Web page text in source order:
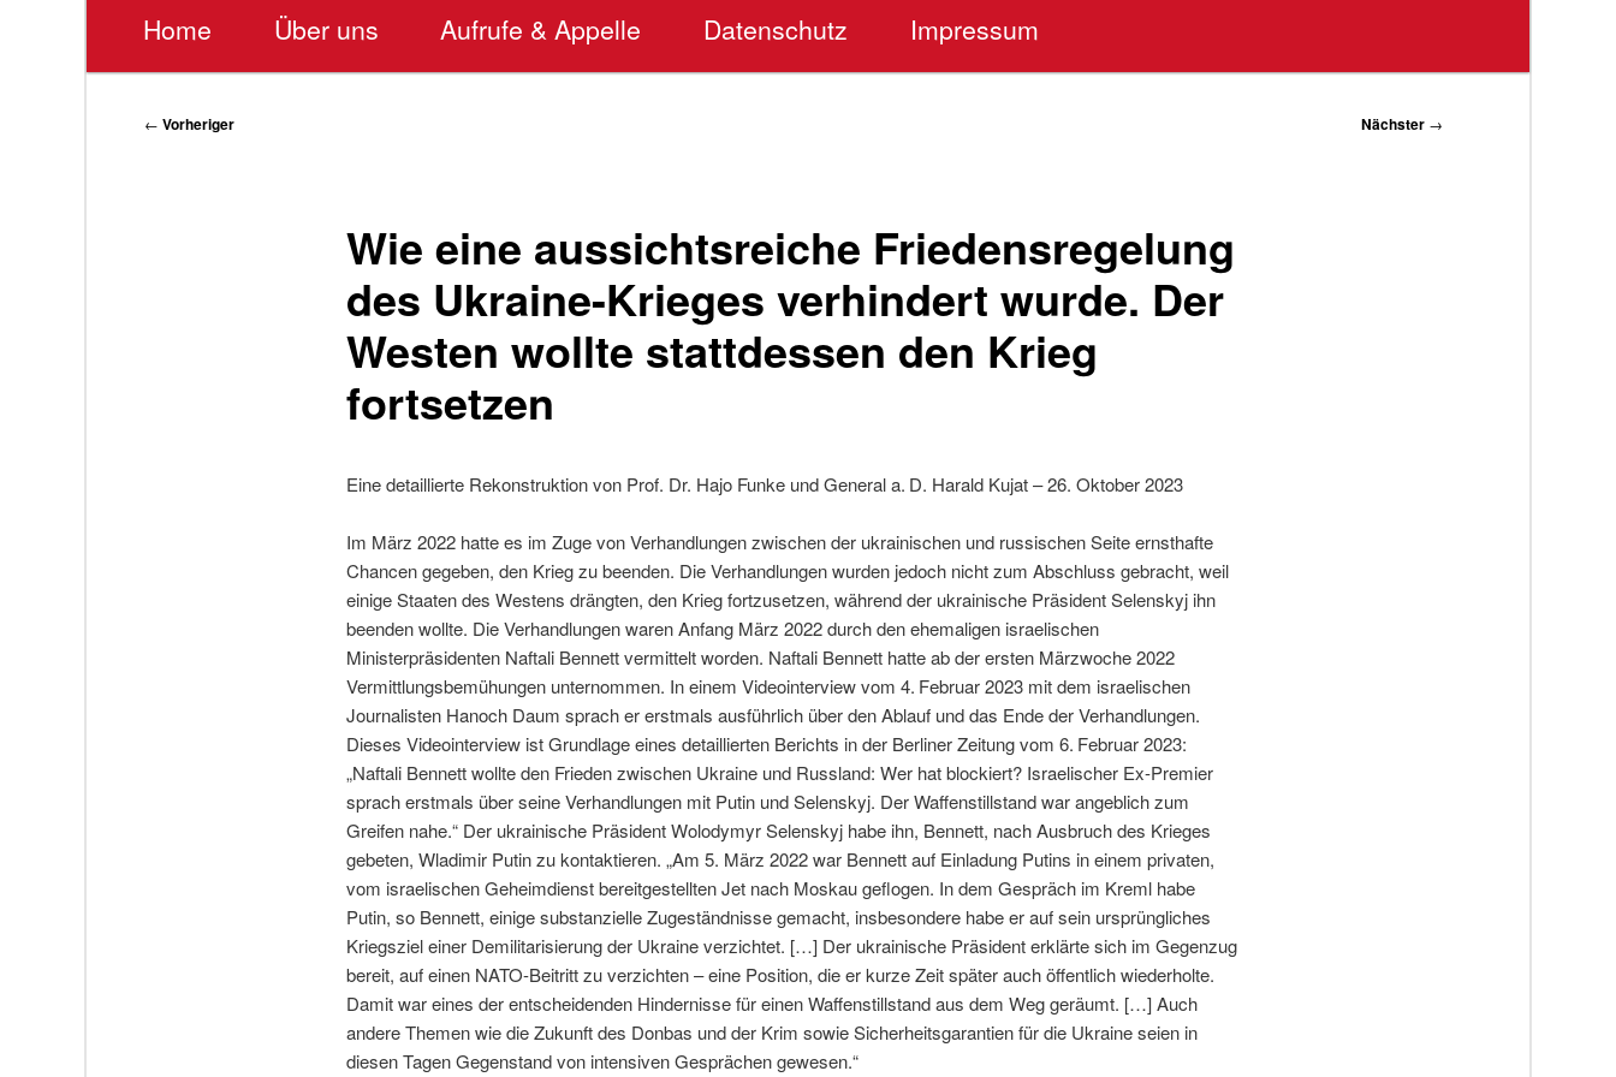
Home Über uns Aufrufe & Appelle Datenschutz Impressum
Beitragsnavigation
← Vorheriger Nächster →
Wie eine aussichtsreiche Friedensregelung
des Ukraine-Krieges verhindert wurde. Der
Westen wollte stattdessen den Krieg
fortsetzen
Eine detaillierte Rekonstruktion von Prof. Dr. Hajo Funke und General a. D. Harald Kujat – 26. Oktober 2023
Im März 2022 hatte es im Zuge von Verhandlungen zwischen der ukrainischen und russischen Seite ernsthafte
Chancen gegeben, den Krieg zu beenden. Die Verhandlungen wurden jedoch nicht zum Abschluss gebracht, weil
einige Staaten des Westens drängten, den Krieg fortzusetzen, während der ukrainische Präsident Selenskyj ihn
beenden wollte. Die Verhandlungen waren Anfang März 2022 durch den ehemaligen israelischen
Ministerpräsidenten Naftali Bennett vermittelt worden. Naftali Bennett hatte ab der ersten Märzwoche 2022
Vermittlungsbemühungen unternommen. In einem Videointerview vom 4. Februar 2023 mit dem israelischen
Journalisten Hanoch Daum sprach er erstmals ausführlich über den Ablauf und das Ende der Verhandlungen.
Dieses Videointerview ist Grundlage eines detaillierten Berichts in der Berliner Zeitung vom 6. Februar 2023:
„Naftali Bennett wollte den Frieden zwischen Ukraine und Russland: Wer hat blockiert? Israelischer Ex-Premier
sprach erstmals über seine Verhandlungen mit Putin und Selenskyj. Der Waffenstillstand war angeblich zum
Greifen nahe.“ Der ukrainische Präsident Wolodymyr Selenskyj habe ihn, Bennett, nach Ausbruch des Krieges
gebeten, Wladimir Putin zu kontaktieren. „Am 5. März 2022 war Bennett auf Einladung Putins in einem privaten,
vom israelischen Geheimdienst bereitgestellten Jet nach Moskau geflogen. In dem Gespräch im Kreml habe
Putin, so Bennett, einige substanzielle Zugeständnisse gemacht, insbesondere habe er auf sein ursprüngliches
Kriegsziel einer Demilitarisierung der Ukraine verzichtet. […] Der ukrainische Präsident erklärte sich im Gegenzug
bereit, auf einen NATO-Beitritt zu verzichten – eine Position, die er kurze Zeit später auch öffentlich wiederholte.
Damit war eines der entscheidenden Hindernisse für einen Waffenstillstand aus dem Weg geräumt. […] Auch
andere Themen wie die Zukunft des Donbas und der Krim sowie Sicherheitsgarantien für die Ukraine seien in
diesen Tagen Gegenstand von intensiven Gesprächen gewesen.“